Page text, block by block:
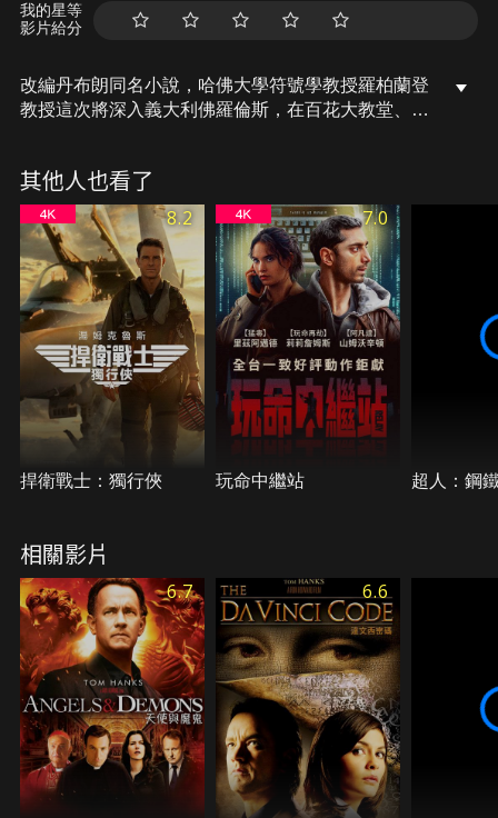
我的星等
影片給分
改編丹布朗同名小說，哈佛大學符號學教授羅柏蘭登
教授這次將深入義大利佛羅倫斯，在百花大教堂、維
機?
其他人也看了
8.2
捍衛戰士：獨行俠
7.0
玩命中繼站 超人：鋼
相關影片
6.7 6.6